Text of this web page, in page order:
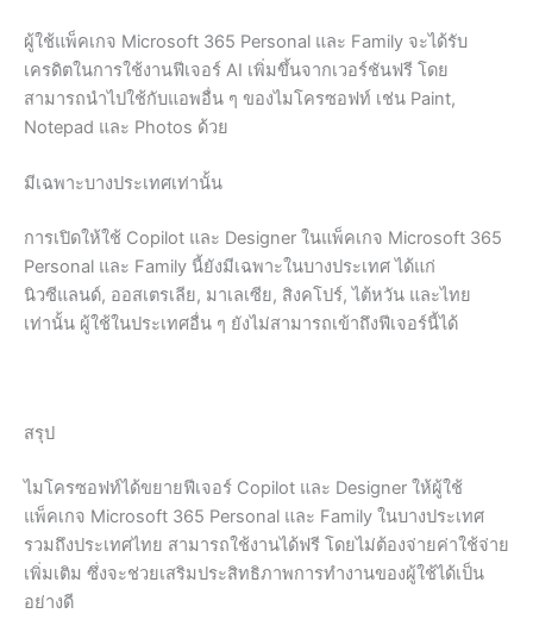
ผู้ใช้แพ็คเกจ Microsoft 365 Personal และ Family จะได้รับ
เครดิตในการใช้งานฟีเจอร์ AI เพิ่มขึ้นจากเวอร์ชันฟรี โดย
สามารถนำไปใช้กับแอพอื่น ๆ ของไมโครซอฟท์ เช่น Paint,
Notepad และ Photos ด้วย
มีเฉพาะบางประเทศเท่านั้น
การเปิดให้ใช้ Copilot และ Designer ในแพ็คเกจ Microsoft 365
Personal และ Family นี้ยังมีเฉพาะในบางประเทศ ได้แก่
นิวซีแลนด์, ออสเตรเลีย, มาเลเซีย, สิงคโปร์, ไต้หวัน และไทย
เท่านั้น ผู้ใช้ในประเทศอื่น ๆ ยังไม่สามารถเข้าถึงฟีเจอร์นี้ได้
สรุป
ไมโครซอฟท์ได้ขยายฟีเจอร์ Copilot และ Designer ให้ผู้ใช้
แพ็คเกจ Microsoft 365 Personal และ Family ในบางประเทศ
รวมถึงประเทศไทย สามารถใช้งานได้ฟรี โดยไม่ต้องจ่ายค่าใช้จ่าย
เพิ่มเติม ซึ่งจะช่วยเสริมประสิทธิภาพการทำงานของผู้ใช้ได้เป็น
อย่างดี